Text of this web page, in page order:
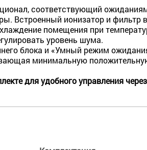
соответствующий
Встроенный ионизатор и фильтр
помещения при
уровень шума.
блока и «Умный режим
минимальную
для удобного управления